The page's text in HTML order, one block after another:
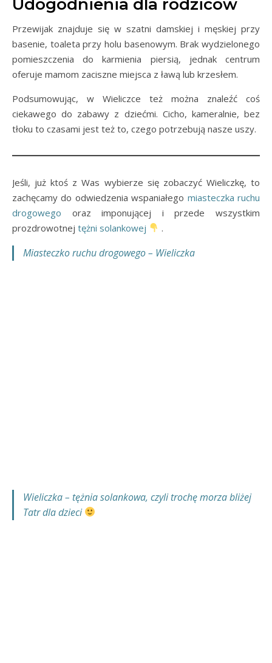
Udogodnienia dla rodziców
Przewijak znajduje się w szatni damskiej i męskiej przy
basenie, toaleta przy holu basenowym. Brak wydzielonego
pomieszczenia do karmienia piersią, jednak centrum
oferuje mamom zaciszne miejsca z ławą lub krzesłem.
Podsumowując, w Wieliczce też można znaleźć coś
ciekawego do zabawy z dziećmi. Cicho, kameralnie, bez
tłoku to czasami jest też to, czego potrzebują nasze uszy.
Jeśli, już ktoś z Was wybierze się zobaczyć Wieliczkę, to
zachęcamy do odwiedzenia wspaniałego miasteczka ruchu
drogowego oraz imponującej i przede wszystkim
prozdrowotnej tężni solankowej .
Miasteczko ruchu drogowego – Wieliczka
Wieliczka – tężnia solankowa, czyli trochę morza bliżej
Tatr dla dzieci